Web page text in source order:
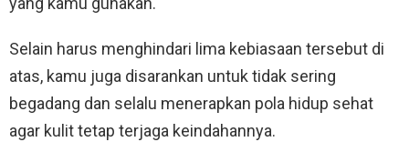
Selain harus menghindari lima kebiasaan tersebut di
atas, kamu juga disarankan untuk tidak sering
begadang dan selalu menerapkan pola hidup sehat
agar kulit tetap terjaga keindahannya.